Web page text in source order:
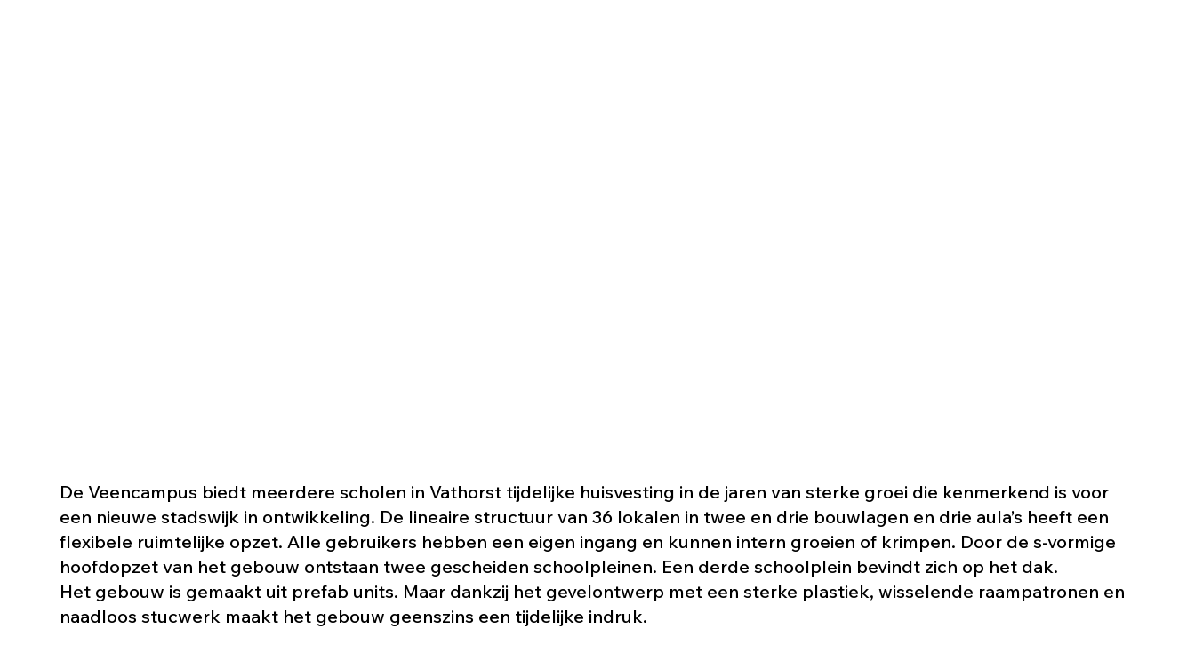
De Veencampus biedt meerdere scholen in Vathorst tijdelijke huisvesting in de jaren van sterke groei die kenmerkend is voor
een nieuwe stadswijk in ontwikkeling. De lineaire structuur van 36 lokalen in twee en drie bouwlagen en drie aula’s heeft een
flexibele ruimtelijke opzet. Alle gebruikers hebben een eigen ingang en kunnen intern groeien of krimpen. Door de s-vormige
hoofdopzet van het gebouw ontstaan twee gescheiden schoolpleinen. Een derde schoolplein bevindt zich op het dak.
Het gebouw is gemaakt uit prefab units. Maar dankzij het gevelontwerp met een sterke plastiek, wisselende raampatronen en
naadloos stucwerk maakt het gebouw geenszins een tijdelijke indruk.